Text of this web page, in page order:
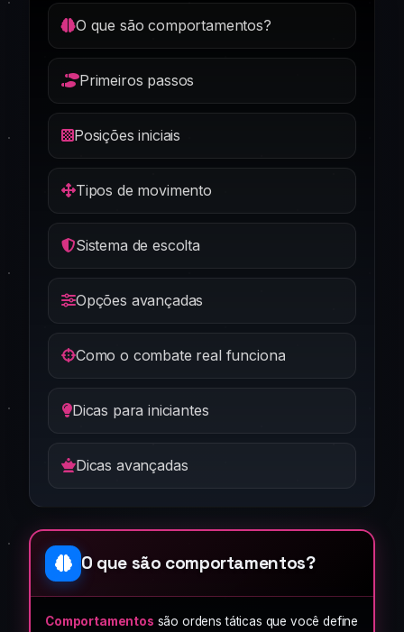
O que são comportamentos?
Primeiros passos
Posições iniciais
Tipos de movimento
Sistema de escolta
Opções avançadas
Como o combate real funciona
Dicas para iniciantes
Dicas avançadas
O que são comportamentos?
Comportamentos são ordens táticas que você define